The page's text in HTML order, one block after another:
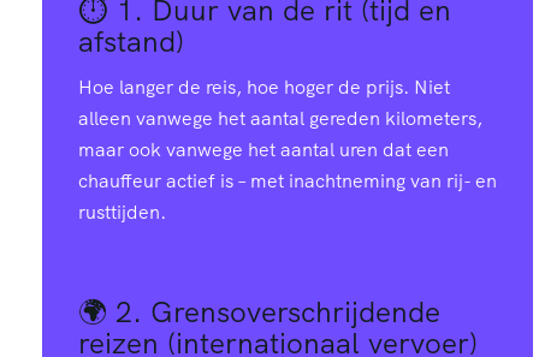
⏱️ 1. Duur van de rit (tijd en
afstand)
Hoe langer de reis, hoe hoger de prijs. Niet
alleen vanwege het aantal gereden kilometers,
maar ook vanwege het aantal uren dat een
chauffeur actief is – met inachtneming van rij- en
rusttijden.
🌍 2. Grensoverschrijdende
reizen (internationaal vervoer)